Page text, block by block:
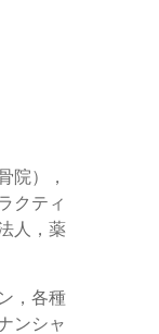
院），
クティ
人，薬
，各種
ンシャ